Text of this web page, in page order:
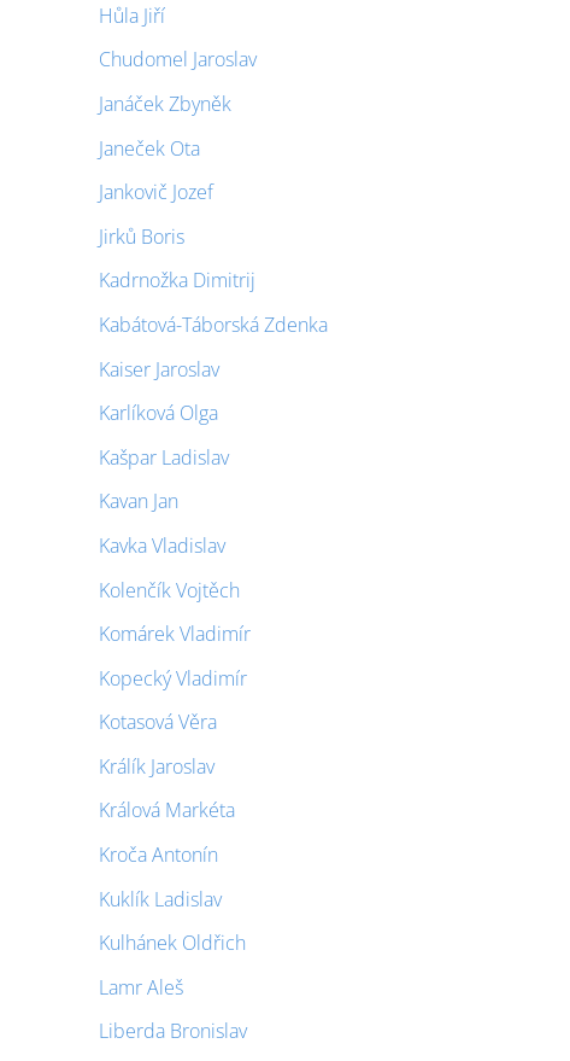
Hůla Jiří
Chudomel Jaroslav
Janáček Zbyněk
Janeček Ota
Jankovič Jozef
Jirků Boris
Kadrnožka Dimitrij
Kabátová-Táborská Zdenka
Kaiser Jaroslav
Karlíková Olga
Kašpar Ladislav
Kavan Jan
Kavka Vladislav
Kolenčík Vojtěch
Komárek Vladimír
Kopecký Vladimír
Kotasová Věra
Králík Jaroslav
Králová Markéta
Kroča Antonín
Kuklík Ladislav
Kulhánek Oldřich
Lamr Aleš
Liberda Bronislav